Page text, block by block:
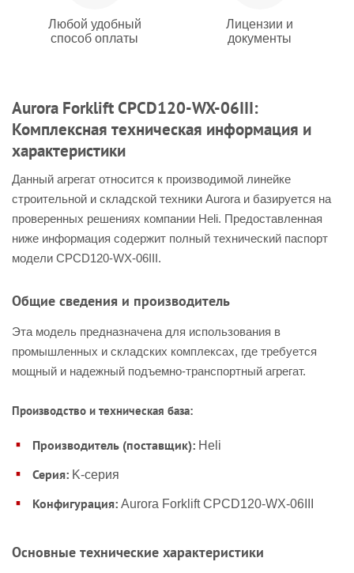
Любой удобный
способ оплаты
Лицензии и
документы
Aurora Forklift CPCD120-WX-06III:
Комплексная техническая информация и
характеристики
Данный агрегат относится к производимой линейке
строительной и складской техники Aurora и базируется на
проверенных решениях компании Heli. Предоставленная
ниже информация содержит полный технический паспорт
модели CPCD120-WX-06III.
Общие сведения и производитель
Эта модель предназначена для использования в
промышленных и складских комплексах, где требуется
мощный и надежный подъемно-транспортный агрегат.
Производство и техническая база:
Производитель (поставщик): Heli
Серия: K-серия
Конфигурация: Aurora Forklift CPCD120-WX-06III
Основные технические характеристики